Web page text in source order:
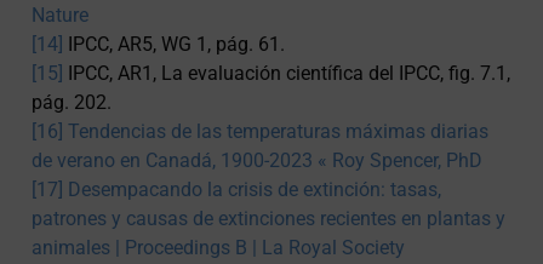
Nature
[14] IPCC, AR5, WG 1, pág. 61.
[15] IPCC, AR1, La evaluación científica del IPCC, fig. 7.1,
pág. 202.
[16] Tendencias de las temperaturas máximas diarias
de verano en Canadá, 1900-2023 « Roy Spencer, PhD
[17] Desempacando la crisis de extinción: tasas,
patrones y causas de extinciones recientes en plantas y
animales | Proceedings B | La Royal Society